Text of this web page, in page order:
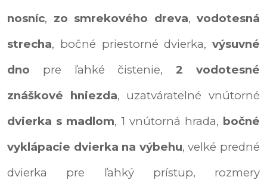
nosníc, zo smrekového dreva, vodotesná
strecha, bočné priestorné dvierka, výsuvné
dno pre ľahké čistenie,2 vodotesné
znáškové hniezda, uzatváratelné vnútorné
dvierka s madlom, 1 vnútorná hrada, bočné
vyklápacie dvierka na výbehu, velké predné
dvierka pre ľahký prístup, rozmery